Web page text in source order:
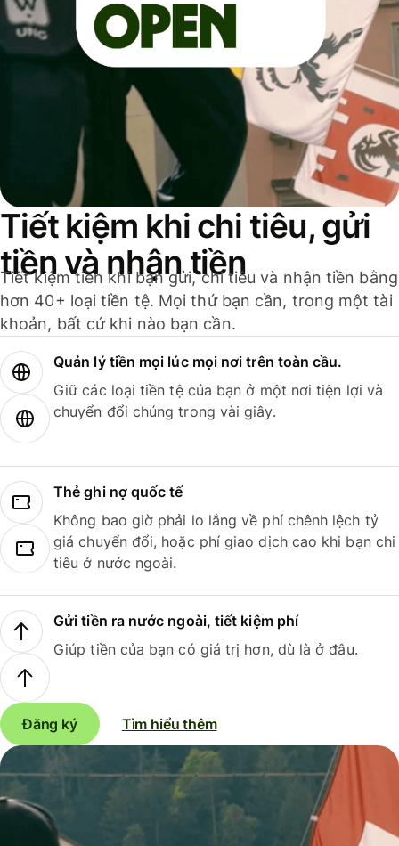
Tiết kiệm khi chi tiêu, gửi
tiền và nhận tiền
Tiết kiệm tiền khi bạn gửi, chi tiêu và nhận tiền bằng
hơn 40+ loại tiền tệ. Mọi thứ bạn cần, trong một tài
khoản, bất cứ khi nào bạn cần.
Quản lý tiền mọi lúc mọi nơi trên toàn cầu.
Giữ các loại tiền tệ của bạn ở một nơi tiện lợi và
chuyển đổi chúng trong vài giây.
Thẻ ghi nợ quốc tế
Không bao giờ phải lo lắng về phí chênh lệch tỷ
giá chuyển đổi, hoặc phí giao dịch cao khi bạn chi
tiêu ở nước ngoài.
Gửi tiền ra nước ngoài, tiết kiệm phí
Giúp tiền của bạn có giá trị hơn, dù là ở đâu.
Đăng ký Tìm hiểu thêm